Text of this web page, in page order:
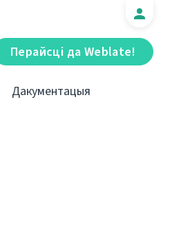
Перайсці да Weblate!
Дакументацыя